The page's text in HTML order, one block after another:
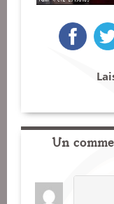
Un